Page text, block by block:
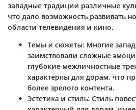
западные традиции различные
что дало возможность развивать
области телевидения и кино.
Темы и сюжеты: Многие
заимствовали сложные
глубокие межличностные
характерны для дорам, что
более зрелого контента.
Эстетика и стиль: Стиль